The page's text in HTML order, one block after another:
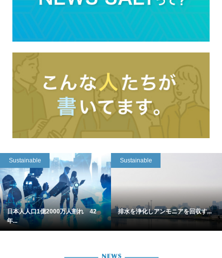
Sustainable
日本人人口1億2000万人割れ 42
年...
Sustainable
排水を浄化しアンモニアを回収す...